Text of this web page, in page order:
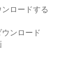
ロードする
ンロード